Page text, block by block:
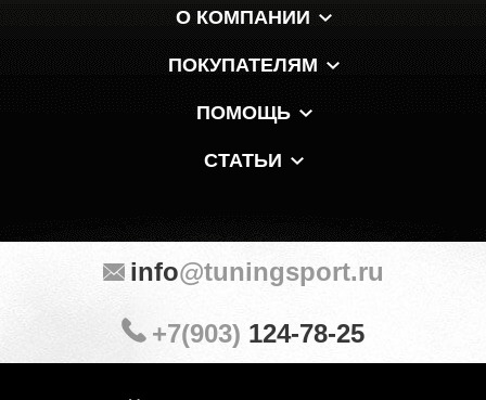
О КОМПАНИИ
ПОКУПАТЕЛЯМ
ПОМОЩЬ
СТАТЬИ
info@tuningsport.ru
+7(903) 124-78-25